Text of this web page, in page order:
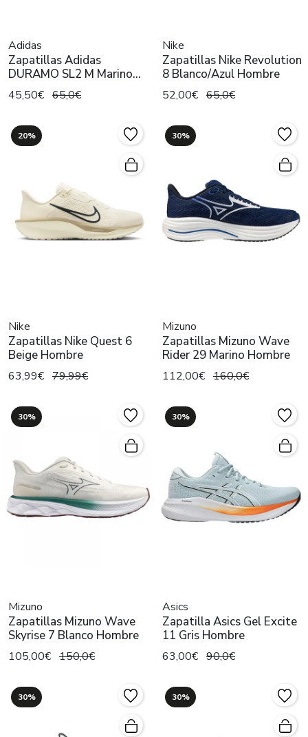
Adidas
Zapatillas Adidas
DURAMO SL2 M Marino
Hombre
45,50€ 65,0€
Nike
Zapatillas Nike Revolution
8 Blanco/Azul Hombre
52,00€ 65,0€
20%
Nike
Zapatillas Nike Quest 6
Beige Hombre
63,99€ 79,99€
30%
Mizuno
Zapatillas Mizuno Wave
Rider 29 Marino Hombre
112,00€ 160,0€
30%
Mizuno
Zapatillas Mizuno Wave
Skyrise 7 Blanco Hombre
105,00€ 150,0€
30%
Asics
Zapatilla Asics Gel Excite
11 Gris Hombre
63,00€ 90,0€
30% 30%